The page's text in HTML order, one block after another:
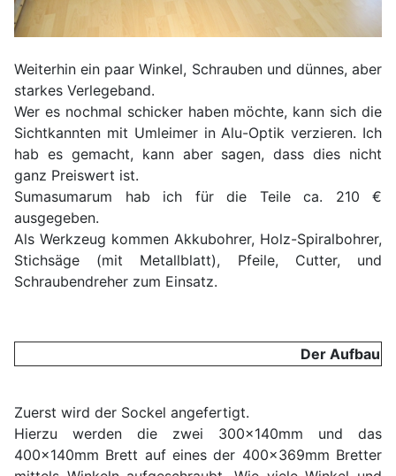
Weiterhin ein paar Winkel, Schrauben und dünnes, aber
starkes Verlegeband.
Wer es nochmal schicker haben möchte, kann sich die
Sichtkannten mit Umleimer in Alu-Optik verzieren. Ich
hab es gemacht, kann aber sagen, dass dies nicht
ganz Preiswert ist.
Sumasumarum hab ich für die Teile ca. 210 €
ausgegeben.
Als Werkzeug kommen Akkubohrer, Holz-Spiralbohrer,
Stichsäge (mit Metallblatt), Pfeile, Cutter, und
Schraubendreher zum Einsatz.
Der Aufbau
Zuerst wird der Sockel angefertigt.
Hierzu werden die zwei 300x140mm und das
400x140mm Brett auf eines der 400x369mm Bretter